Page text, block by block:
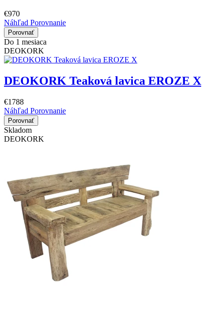
€970
Náhľad Porovnanie
Porovnať
Do 1 mesiaca
DEOKORK
DEOKORK Teaková lavica EROZE X
€1788
Náhľad Porovnanie
Porovnať
Skladom
DEOKORK